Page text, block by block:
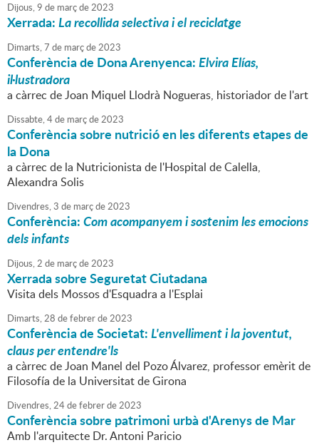
Dijous,9 de marçde2023
Xerrada:La recollida selectiva i el reciclatge
Dimarts,7 de marçde2023
Conferència de Dona Arenyenca:Elvira Elías,
il·lustradora
a càrrec de Joan Miquel Llodrà Nogueras, historiador de l'art
Dissabte,4de marçde2023
Conferència sobre nutrició en les diferents etapes de
la Dona
a càrrec de la Nutricionista de l'Hospital de Calella,
Alexandra Solis
Divendres,3 de marçde2023
Conferència:Com acompanyem i sostenim les emocions
dels infants
Dijous,2 de marçde2023
Xerrada sobre Seguretat Ciutadana
Visita dels Mossos d'Esquadra a l'Esplai
Dimarts,28 defebrerde2023
Conferència de Societat:L'envelliment i la joventut,
claus per entendre'ls
a càrrec de Joan Manel del Pozo Álvarez, professor emèrit de
Filosofía de la Universitat de Girona
Divendres,24defebrerde2023
Conferència sobre patrimoni urbà d'Arenys de Mar
Amb l'arquitecte Dr. Antoni Paricio